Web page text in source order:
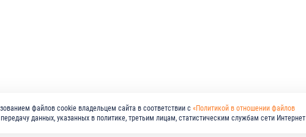
файлов cookie владельцем сайта в соответствии с «Политикой в отношении файлов
данных, указанных в политике, третьим лицам, статистическим службам сети Интернет